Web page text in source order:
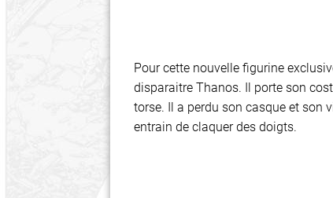
Pour cette nouvelle figurine
disparaitre Thanos. Il porte son
torse. Il a perdu son casque et son
entrain de claquer des doigts.